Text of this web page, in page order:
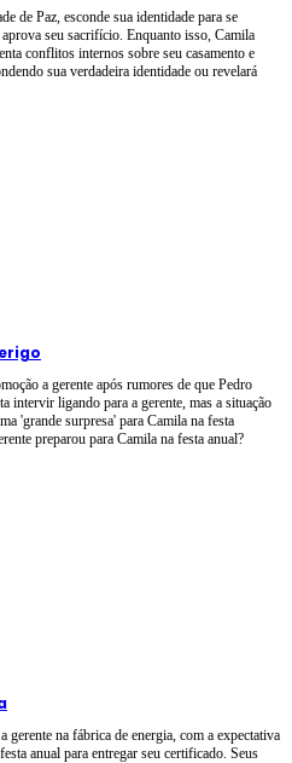
de Paz, esconde sua identidade para se
seu sacrifício. Enquanto isso, Camila
conflitos internos sobre seu casamento e
sua verdadeira identidade ou revelará
a gerente após rumores de que Pedro
intervir ligando para a gerente, mas a situação
'grande surpresa' para Camila na festa
preparou para Camila na festa anual?
gerente na fábrica de energia, com a expectativa
anual para entregar seu certificado. Seus